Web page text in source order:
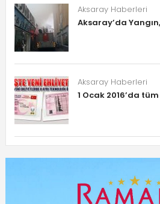
Aksaray Haberleri
Aksaray’da
Aksaray Haberleri
1 Ocak 2016’da